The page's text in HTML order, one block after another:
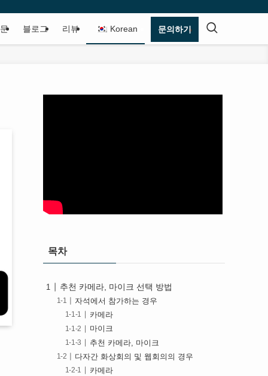
블로그 리뷰 Korean 문의하기
목차
추천 카메라, 마이크 선택 방법
자석에서 참가하는 경우
카메라
마이크
추천 카메라, 마이크
다자간 화상회의 및 웹회의의 경우
카메라